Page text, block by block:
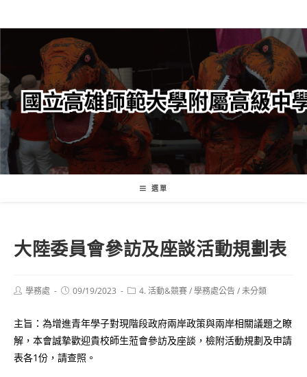
轉
要
內
容
選單
大陸委員會參訪及座談活動規劃表
Post學務處
Post09/19/2023
Post4. 活動&競賽/學務處公告/未分類
主旨：為增進青年學子對現階段政府兩岸政策與兩岸相關議題之瞭
解，本會誠摯歡迎貴校師生蒞會參訪及座談，檢附活動規劃及申請
表各1份，請查照。